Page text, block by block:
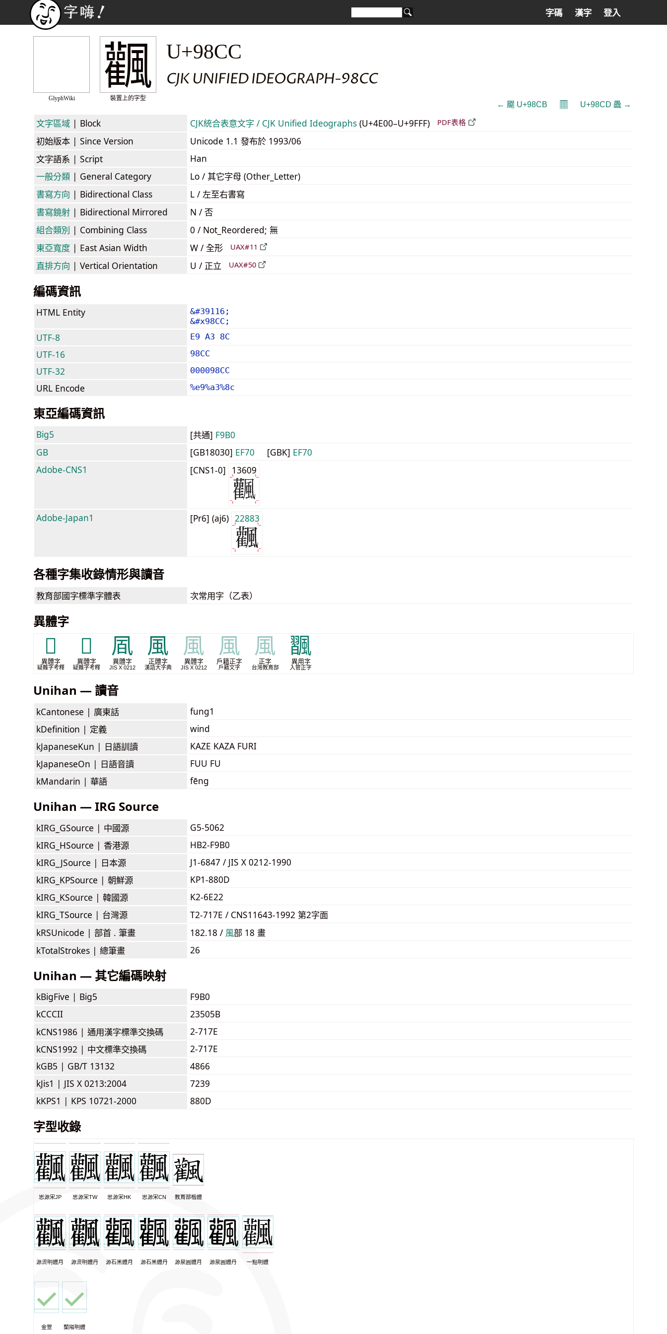
字碼 漢字 登入
GlyphWiki
飌
裝置上的字型
U+98CC
CJK UNIFIED IDEOGRAPH-98CC
← 飋 U+98CB 𝄜 U+98CD 飍 →
文字區域 | Block CJK統合表意文字 / CJK Unified Ideographs (U+4E00–U+9FFF) PDF表格
初始版本 | Since Version
Unicode 1.1 發布於 1993/06
文字語系 | Script
Han
一般分類 | General Category
Lo / 其它字母 (Other_Letter)
書寫方向 | Bidirectional Class
L / 左至右書寫
書寫鏡射 | Bidirectional Mirrored
N / 否
組合類別 | Combining Class
0 / Not_Reordered; 無
東亞寬度 | East Asian Width W / 全形 UAX#11
直排方向 | Vertical Orientation U / 正立 UAX#50
編碼資訊
HTML Entity
&#39116;
&#x98CC;
UTF-8 E9 A3 8C
UTF-16 98CC
UTF-32 000098CC
URL Encode %e9%a3%8c
東亞編碼資訊
Big5 [共通] F9B0
GB
[GB18030] EF70 [GBK] EF70
Adobe-CNS1
[CNS1-0] 13609
Adobe-Japan1 [Pr6] (aj6) 22883
各種字集收錄情形與讀音
教育部國字標準字體表 次常用字（乙表）
異體字
𥷜
異體字
疑難字考釋
𧆉
異體字
疑難字考釋
凮
異體字
JIS X 0212
風
正體字
漢語大字典
風
異體字
JIS X 0212
風
戶籍正字
戶籍文字
風
正字
台灣教育部
飁
異用字
入管正字
Unihan — 讀音
kCantonese | 廣東話
fung1
kDefinition | 定義
wind
kJapaneseKun | 日語訓讀
KAZE KAZA FURI
kJapaneseOn | 日語音讀
FUU FU
kMandarin | 華語 fēng
Unihan — IRG Source
kIRG_GSource | 中國源
G5-5062
kIRG_HSource | 香港源
HB2-F9B0
kIRG_JSource | 日本源
J1-6847 / JIS X 0212-1990
kIRG_KPSource | 朝鮮源
KP1-880D
kIRG_KSource | 韓國源
K2-6E22
kIRG_TSource | 台灣源
T2-717E / CNS11643-1992 第2字面
kRSUnicode | 部首 . 筆畫 182.18 / ⾵部 18 畫
kTotalStrokes | 總筆畫 26
Unihan — 其它編碼映射
kBigFive | Big5
F9B0
kCCCII
23505B
kCNS1986 | 通用漢字標準交換碼
2-717E
kCNS1992 | 中文標準交換碼
2-717E
kGB5 | GB/T 13132
4866
kJis1 | JIS X 0213:2004
7239
kKPS1 | KPS 10721-2000 880D
字型收錄
思源宋JP 思源宋TW 思源宋HK 思源宋CN 教育部楷體
源流明體月 源流明體丹 源石黑體月 源石黑體丹 源泉圓體月 源泉圓體丹 一點明體
金萱 蘭陽明體